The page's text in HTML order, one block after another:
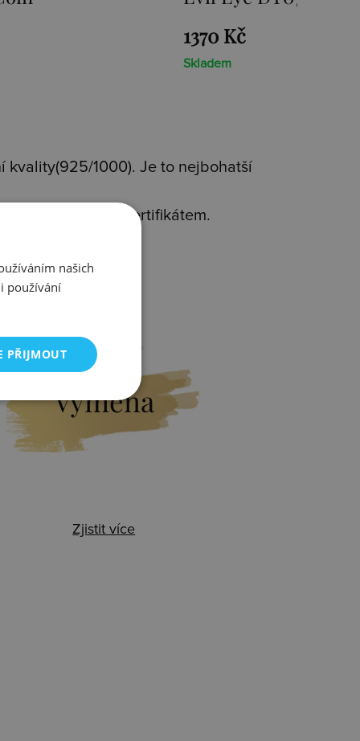
2936 Kč
Skladem
kvality(925/1000). Je to nejbohatší
diamantem s certifikátem.
Výměna
Zjistit více
našich
používání
PŘIJMOUT